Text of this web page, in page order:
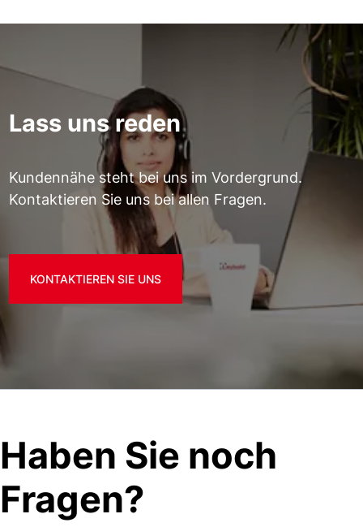
Lass uns reden
Kundennähe steht bei uns im Vordergrund.
Kontaktieren Sie uns bei allen Fragen.
KONTAKTIEREN SIE UNS
Haben Sie noch
Fragen?